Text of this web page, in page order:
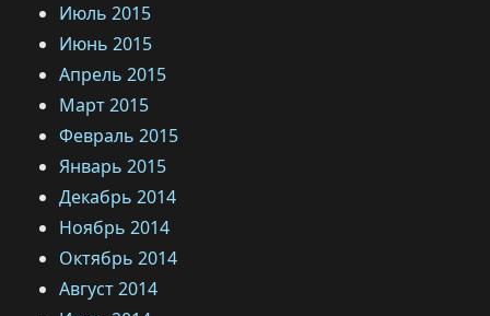
Июль 2015
Июнь 2015
Апрель 2015
Март 2015
Февраль 2015
Январь 2015
Декабрь 2014
Ноябрь 2014
Октябрь 2014
Август 2014